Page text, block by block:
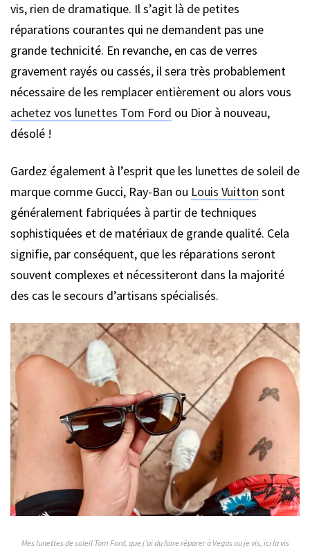
vis, rien de dramatique. Il s’agit là de petites
réparations courantes qui ne demandent pas une
grande technicité. En revanche, en cas de verres
gravement rayés ou cassés, il sera très probablement
nécessaire de les remplacer entièrement ou alors vous
achetez vos lunettes Tom Ford ou Dior à nouveau,
désolé !
Gardez également à l’esprit que les lunettes de soleil de
marque comme Gucci, Ray-Ban ou Louis Vuitton sont
généralement fabriquées à partir de techniques
sophistiquées et de matériaux de grande qualité. Cela
signifie, par conséquent, que les réparations seront
souvent complexes et nécessiteront dans la majorité
des cas le secours d’artisans spécialisés.
Mes lunettes de soleil Tom Ford, que j’ai du faire réparer à Vegas ou je vis, ici la vis